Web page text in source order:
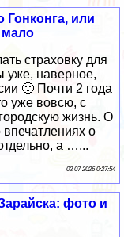
или
мало
страховку для
уже, наверное,
🙂 Почти 2 года
уже вовсю, с
жизнь. О
о
а …...
02 07 2026 0:27:54
фото и